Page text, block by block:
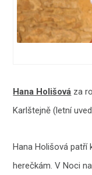
Hana Holišová za
Karlštejně (letní
Hana Holišová patří
herečkám. V Noci